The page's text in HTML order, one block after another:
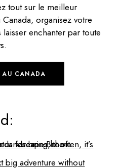
tout sur le meilleur
organisez votre
enchanter par toute
AU CANADA